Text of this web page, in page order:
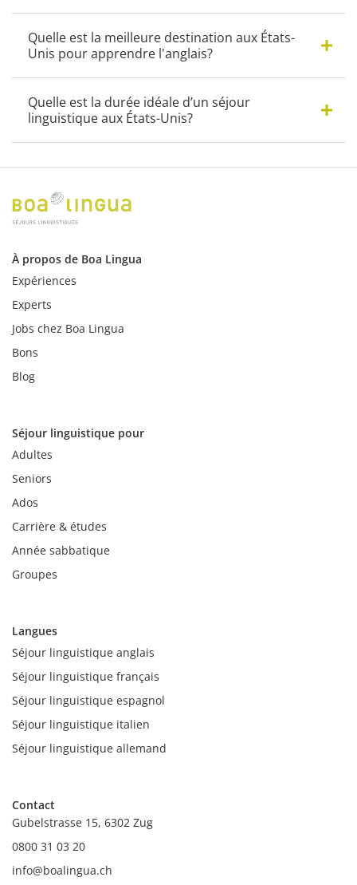
Quelle est la meilleure destination aux États-
Unis pour apprendre l'anglais?
Quelle est la durée idéale d’un séjour
linguistique aux États-Unis?
Une
de
séjour
linguistique
États-
Unis
proposée
à
de
280
peuvent
varier
selon
le
et
la
Le
se
compose
du
cours
de
langue,
de
l'hébergement
et
du
voyage
de
l'assurance.
À propos de Boa Lingua
Expériences
Experts
Jobs chez Boa Lingua
Bons
Blog
Séjour linguistique pour
Adultes
Seniors
Ados
Carrière & études
Année sabbatique
Groupes
Langues
Séjour linguistique anglais
Séjour linguistique français
Séjour linguistique espagnol
Séjour linguistique italien
Séjour linguistique allemand
Contact
Gubelstrasse 15, 6302 Zug
0800 31 03 20
info@boalingua.ch